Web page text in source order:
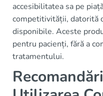
accesibilitatea sa pe
competitivității, datorită
disponibile. Aceste
pentru pacienți, fără a
tratamentului.